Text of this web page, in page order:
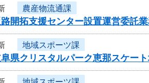
農産物流通課
開拓支援センター設置運営委託
地域スポーツ課
阜県クリスタルパーク恵那スケー